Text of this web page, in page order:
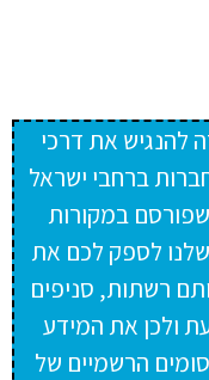
להנגיש את דרכי
ברחבי ישראל
במקורות
לספק לכם את
רשתות, סניפים
ולכן את המידע
הרשמיים של